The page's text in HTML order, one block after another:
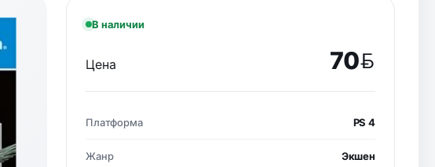
В наличии
Цена 70
BYN
Платформа PS 4
Жанр Экшен